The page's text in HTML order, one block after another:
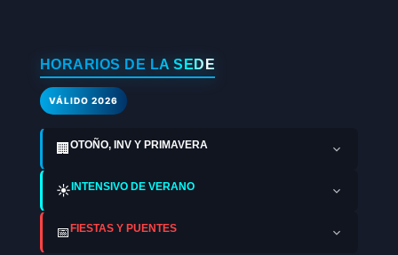
HORARIOS DE LA SEDE
VÁLIDO 2026
🏢 OTOÑO, INV Y PRIMAVERA
☀️INTENSIVO DE VERANO
📅FIESTAS Y PUENTES